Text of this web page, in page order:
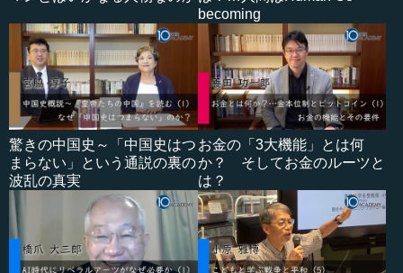
becoming
驚きの中国史～「中国史はつ
まらない」という通説の裏の
波乱の真実
お金の「3大機能」とは何
か？ そしてお金のルーツと
は？